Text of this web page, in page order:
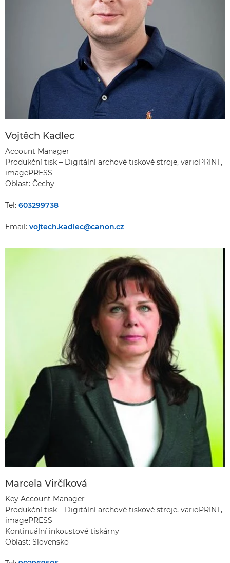
Vojtěch Kadlec
Account Manager
Produkční tisk – Digitální archové tiskové stroje, varioPRINT,
imagePRESS
Oblast: Čechy
Tel: 603299738
Email: vojtech.kadlec@canon.cz
Marcela Virčíková
Key Account Manager
Produkční tisk – Digitální archové tiskové stroje, varioPRINT,
imagePRESS
Kontinuální inkoustové tiskárny
Oblast: Slovensko